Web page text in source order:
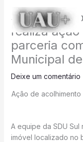
conteúdo
SDU Sul
realiza
parceria
Municipal
Deixe um comentário
Ação de acolhimento
A equipe da SDU
imóvel localizado no